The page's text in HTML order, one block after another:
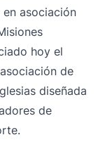
asociación
hoy el
de
diseñada
de